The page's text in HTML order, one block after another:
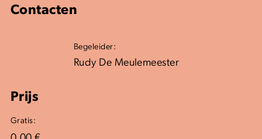
Contacten
Begeleider:
Rudy De Meulemeester
Prijs
Gratis: